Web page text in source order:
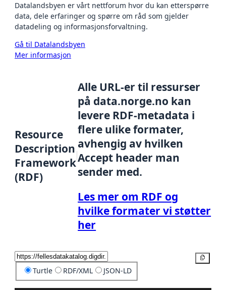
Datalandsbyen er vårt nettforum hvor du kan etterspørre
data, dele erfaringer og spørre om råd som gjelder
datadeling og informasjonsforvaltning.
Gå til Datalandsbyen
Mer informasjon
Resource
Description
Framework
(RDF)
Alle URL-er til ressurser
på data.norge.no kan
levere RDF-metadata i
flere ulike formater,
avhengig av hvilken
Accept header man
sender med.
Les mer om RDF og
hvilke formater vi støtter
her
Turtle RDF/XML JSON-LD